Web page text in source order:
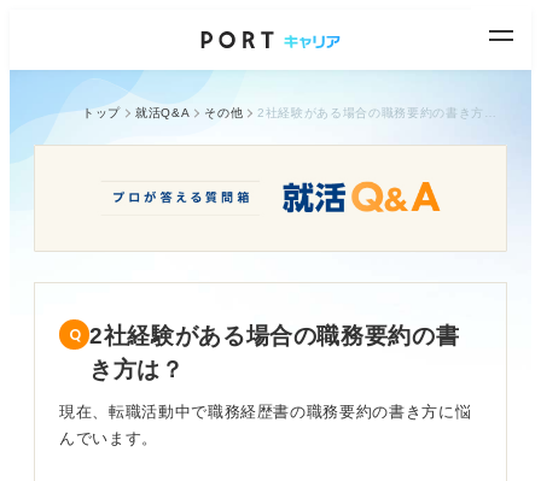
トップ 就活Q&A その他
2社経験がある場合の職務要約の書
き方は？
現在、転職活動中で職務経歴書の職務要約の書き方に悩
んでいます。